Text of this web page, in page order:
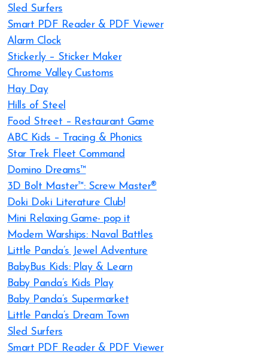
Sled Surfers
Smart PDF Reader & PDF Viewer
Alarm Clock
Sticker.ly – Sticker Maker
Chrome Valley Customs
Hay Day
Hills of Steel
Food Street – Restaurant Game
ABC Kids – Tracing & Phonics
Star Trek Fleet Command
Domino Dreams™
3D Bolt Master™: Screw Master®
Doki Doki Literature Club!
Mini Relaxing Game- pop it
Modern Warships: Naval Battles
Little Panda’s Jewel Adventure
BabyBus Kids: Play & Learn
Baby Panda’s Kids Play
Baby Panda’s Supermarket
Little Panda’s Dream Town
Sled Surfers
Smart PDF Reader & PDF Viewer